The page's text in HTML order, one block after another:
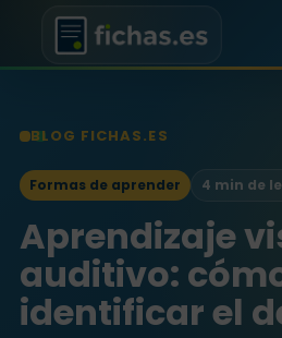
BLOG FICHAS.ES
Formas de aprender 4 min de
Aprendizaje
auditivo:
identificar el